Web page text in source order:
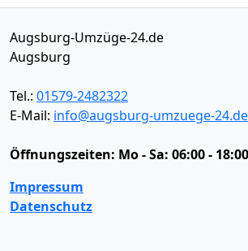
Augsburg-Umzüge-24.de
Augsburg
Tel.: 01579-2482322
E-Mail: info@augsburg-umzuege-24.de
Öffnungszeiten: Mo - Sa: 06:00 -
Impressum
Datenschutz